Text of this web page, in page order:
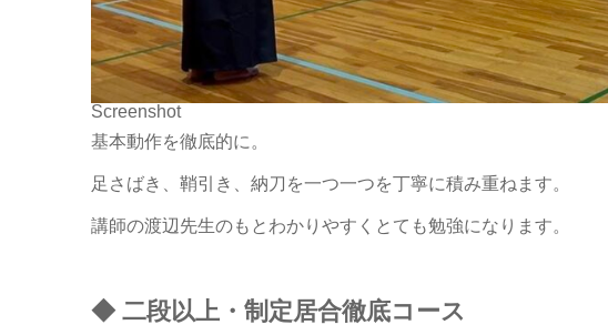
Screenshot
基本動作を徹底的に。
足さばき、鞘引き、納刀を一つ一つを丁寧に積み重ねます。
講師の渡辺先生のもとわかりやすくとても勉強になります。
◆ 二段以上・制定居合徹底コース